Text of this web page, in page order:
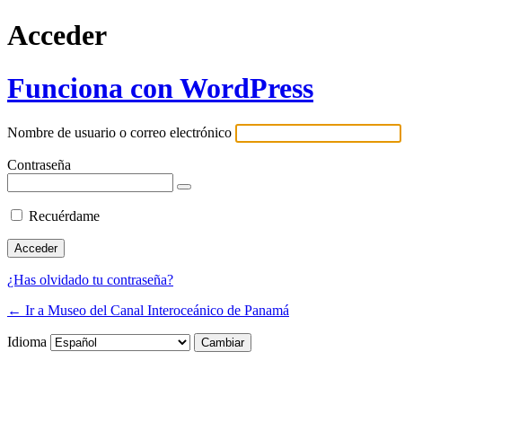
Acceder
Funciona con WordPress
Nombre de usuario o correo electrónico
Contraseña
Recuérdame
¿Has olvidado tu contraseña?
← Ir a Museo del Canal Interoceánico de Panamá
Idioma